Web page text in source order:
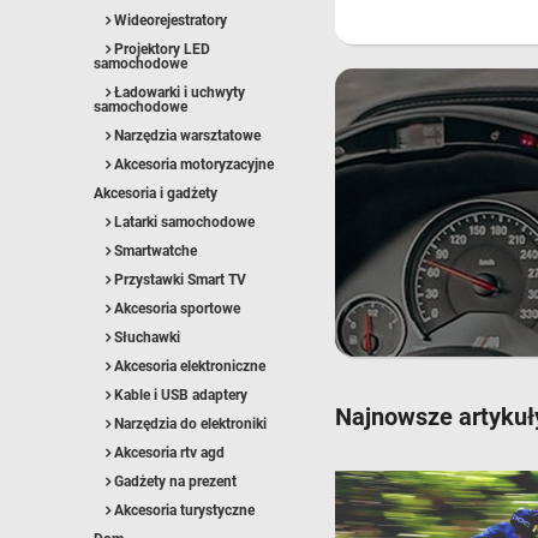
Wideorejestratory
Projektory LED
samochodowe
Ładowarki i uchwyty
samochodowe
Narzędzia warsztatowe
Akcesoria motoryzacyjne
Akcesoria i gadżety
Latarki samochodowe
Smartwatche
Przystawki Smart TV
Akcesoria sportowe
Słuchawki
Akcesoria elektroniczne
Kable i USB adaptery
Narzędzia do elektroniki
Akcesoria rtv agd
Gadżety na prezent
Akcesoria turystyczne
Najnowsze